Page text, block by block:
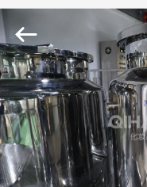
HUIS
PRODUCTEN
Machinery
&
Equipment
Co.,
Ltd.
All
Rights
Reserved.